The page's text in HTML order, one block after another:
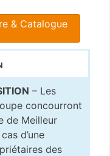
& Catalogue
– Les
concourront
de Meilleur
d’une
des